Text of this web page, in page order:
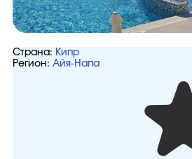
Страна: Кипр
Регион: Айя-Напа